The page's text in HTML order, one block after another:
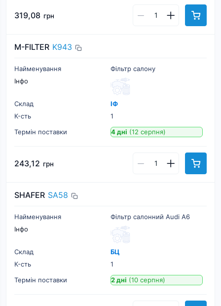
319,08 грн
M-FILTER K943
Найменування
Фільтр салону
Інфо
Склад
ІФ
К-cть
1
Термін поставки
4 дні (12 серпня)
243,12 грн
SHAFER SA58
Найменування
Фільтр салонний Audi A6
Інфо
Склад
БЦ
К-cть
1
Термін поставки
2 дні (10 серпня)